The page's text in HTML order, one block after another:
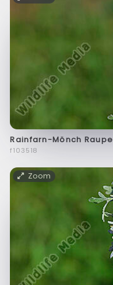
Rainfarn-Mönch Raupe
f103518
Zoom